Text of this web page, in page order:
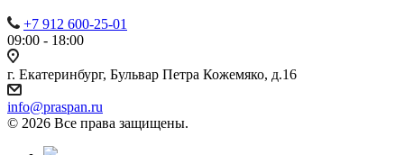
+7 912 600-25-01
09:00 - 18:00
г. Екатеринбург, Бульвар Петра Кожемяко, д.16
info@praspan.ru
© 2026 Все права защищены.